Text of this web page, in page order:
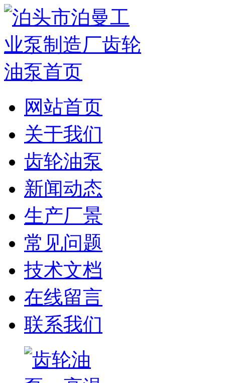
网站首页
关于我们
齿轮油泵
新闻动态
生产厂景
常见问题
技术文档
在线留言
联系我们